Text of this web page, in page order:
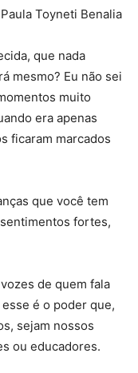
Toyneti Benalia
que nada
mesmo? Eu não sei
muito
era apenas
ficaram marcados
que você tem
fortes,
de quem fala
é o poder que,
sejam nossos
ou educadores.